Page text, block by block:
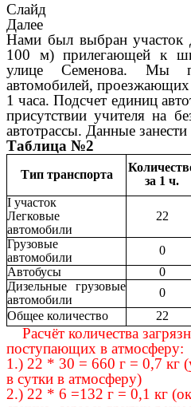
Слайд
Далее
Нами был выбран участок
100 м) прилегающей к
улице Семенова. Мы
автомобилей, проезжающих
1 часа. Подсчет единиц
присутствии учителя на
автотрассы. Данные занести
Таблица №2
Тип транспорта
за 1 ч.
I участок
Легковые
автомобили
22
Грузовые
автомобили
0
Автобусы
0
Дизельные грузовые
автомобили
0
Общее количество
22
Расчёт количества
поступающих в атмосферу:
1.) 22 * 30 = 660 г = 0,7 кг
в сутки в атмосферу)
2.) 22 * 6 =132 г = 0,1 кг